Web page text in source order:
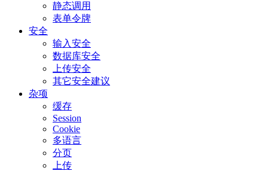
静态调用
表单令牌
安全
输入安全
数据库安全
上传安全
其它安全建议
杂项
缓存
Session
Cookie
多语言
分页
上传